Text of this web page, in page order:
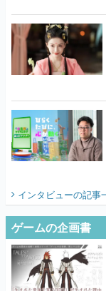
インタビューの記事
ゲームの企画書